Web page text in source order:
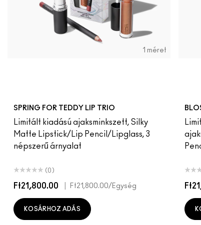
1 méret
SPRING FOR TEDDY LIP TRIO
Limitált kiadású ajaksminkszett, Silky
Matte Lipstick/Lip Pencil/Lipglass, 3
népszerű árnyalat
(0)
Ft21,800.00 Ft21,800.00/Egység
KOSÁRHOZ ADÁS